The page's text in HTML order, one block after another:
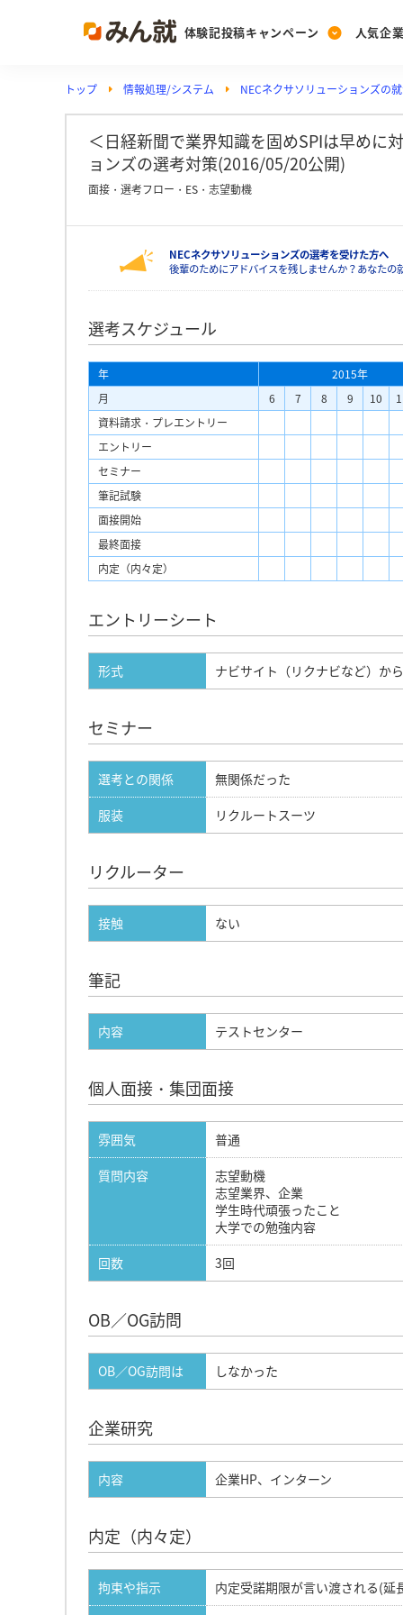
体験記投稿キャンペーン
Post
投稿する
人気企
Ranking
ランキングを見る
PickUp
注目の企業特集
動画で知ろう！業界
トップ 情報処理/システム NECネクサソリューションズの
＜日経新聞で業界知識を固めSPIは早めに
ョンズの選考対策(2016/05/20公開)
面接・選考フロー・ES・志望動機
NECネクサソリューションズの選考を受けた方へ
後輩のためにアドバイスを残しませんか？あなた
選考スケジュール
年
2015年
月
6 7 8 9 10
資料請求・プレエントリー
エントリー
セミナー
筆記試験
面接開始
最終面接
内定（内々定）
エントリーシート
形式 ナビサイト（リクナビなど）か
セミナー
選考との関係
無関係だった
服装
リクルートスーツ
リクルーター
接触 ない
筆記
内容 テストセンター
個人面接・集団面接
雰囲気
普通
質問内容
志望動機
志望業界、企業
学生時代頑張ったこと
大学での勉強内容
回数
3回
OB／OG訪問
OB／OG訪問は しなかった
企業研究
内容 企業HP、インターン
内定（内々定）
拘束や指示
内定受諾期限が言い渡される(延